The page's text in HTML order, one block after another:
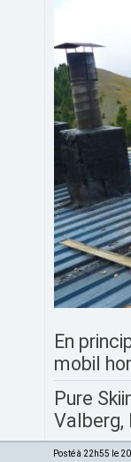
En
mobil
Pure
Valberg,
Posté à 22h55 le